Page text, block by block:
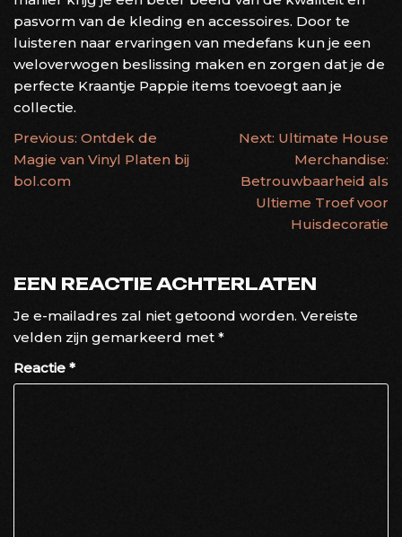
pasvorm van de kleding en accessoires. Door te
luisteren naar ervaringen van medefans kun je een
weloverwogen beslissing maken en zorgen dat je de
perfecte Kraantje Pappie items toevoegt aan je
collectie.
BERICHTNAVIGATIE
Previous: Ontdek de
Magie van Vinyl Platen bij
bol.com
Next: Ultimate House
Merchandise:
Betrouwbaarheid als
Ultieme Troef voor
Huisdecoratie
EEN REACTIE ACHTERLATEN
Je e-mailadres zal niet getoond worden. Vereiste
velden zijn gemarkeerd met *
Reactie *